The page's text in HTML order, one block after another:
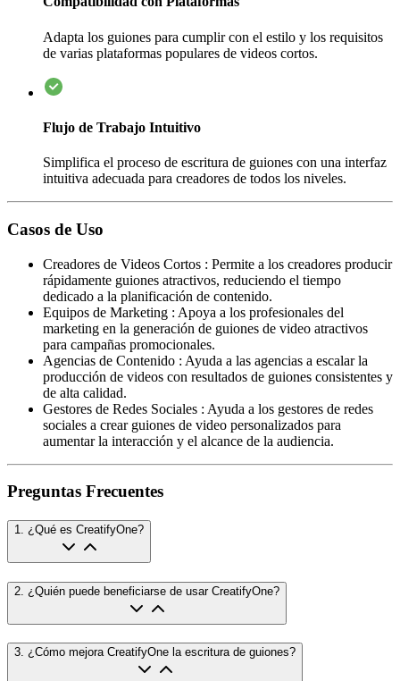
Adapta los guiones para cumplir con el estilo y los requisitos
de varias plataformas populares de videos cortos.
Flujo de Trabajo Intuitivo
Simplifica el proceso de escritura de guiones con una interfaz
intuitiva adecuada para creadores de todos los niveles.
Casos de Uso
Creadores de Videos Cortos : Permite a los creadores producir
rápidamente guiones atractivos, reduciendo el tiempo
dedicado a la planificación de contenido.
Equipos de Marketing : Apoya a los profesionales del
marketing en la generación de guiones de video atractivos
para campañas promocionales.
Agencias de Contenido : Ayuda a las agencias a escalar la
producción de videos con resultados de guiones consistentes y
de alta calidad.
Gestores de Redes Sociales : Ayuda a los gestores de redes
sociales a crear guiones de video personalizados para
aumentar la interacción y el alcance de la audiencia.
Preguntas Frecuentes
1 ¿Qué es CreatifyOne?
2 ¿Quién puede beneficiarse de usar CreatifyOne?
3. ¿Cómo mejora CreatifyOne la escritura de guiones?